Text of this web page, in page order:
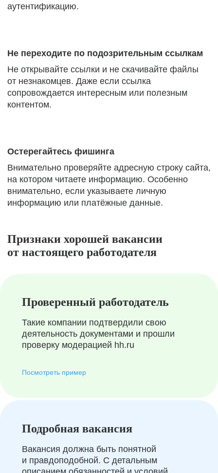
аутентификацию.
Не переходите по подозрительным ссылкам
Не открывайте ссылки и не скачивайте файлы
от незнакомцев. Даже если ссылка
сопровождается интересным или полезным
контентом.
Остерегайтесь фишинга
Внимательно проверяйте адресную строку сайта,
на котором читаете информацию. Особенно
внимательно, если указываете личную
информацию или платёжные данные.
Признаки хорошей вакансии
от настоящего работодателя
Проверенный работодатель
Такие компании подтвердили свою
деятельность документами и прошли
проверку модерацией hh.ru
Посмотреть пример
Подробная вакансия
Вакансия должна быть понятной
и правдоподобной. С детальным